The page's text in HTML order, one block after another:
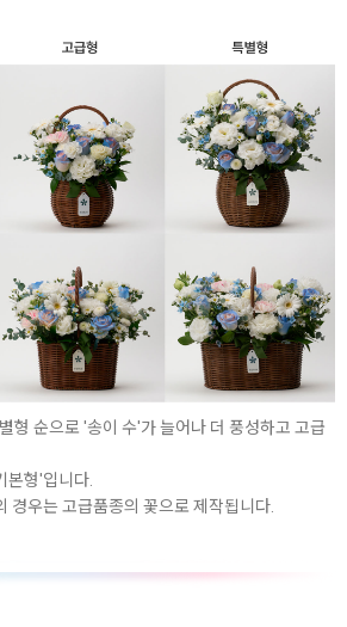
순으로 '송이 수'가 늘어나 더 풍성하고 고급
본형'입니다.
경우는 고급품종의 꽃으로 제작됩니다.